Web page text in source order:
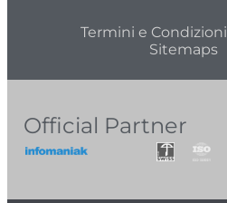
Termini e Condizioni
Sitemaps
Official Partner